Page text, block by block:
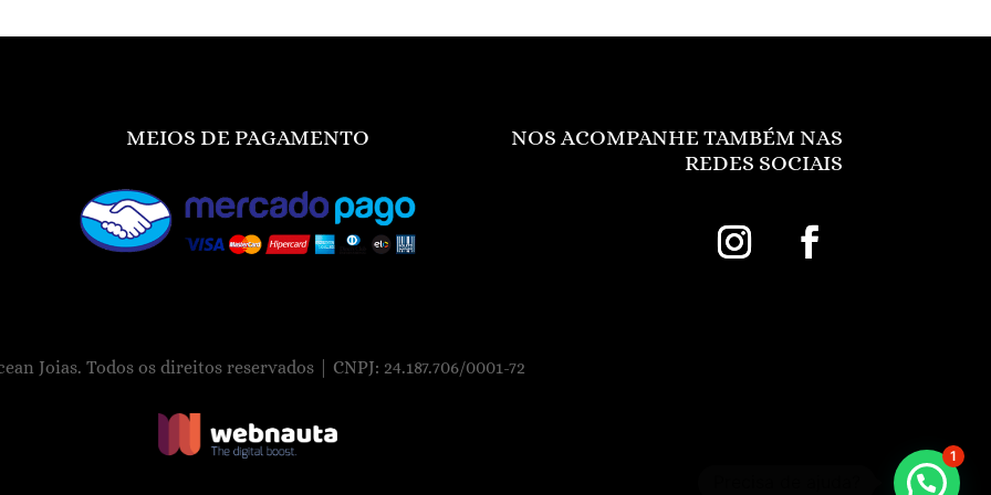
MEIOS DE PAGAMENTO
NOS ACOMPANHE TAMBÉM NAS
REDES SOCIAIS
Joias. Todos os direitos reservados | CNPJ: 24.187.706/0001-72
1